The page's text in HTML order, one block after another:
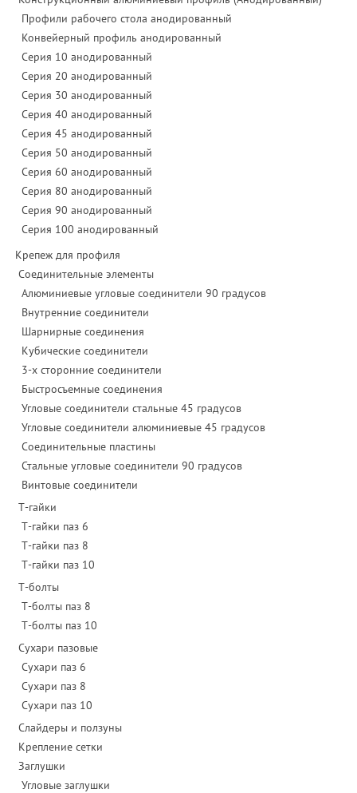
Профили рабочего стола анодированный
Конвейерный профиль анодированный
Серия 10 анодированный
Серия 20 анодированный
Серия 30 анодированный
Серия 40 анодированный
Серия 45 анодированный
Серия 50 анодированный
Серия 60 анодированный
Серия 80 анодированный
Серия 90 анодированный
Серия 100 анодированный
Крепеж для профиля
Соединительные элементы
Алюминиевые угловые соединители 90 градусов
Внутренние соединители
Шарнирные соединения
Кубические соединители
3-х сторонние соединители
Быстросъемные соединения
Угловые соединители стальные 45 градусов
Угловые соединители алюминиевые 45 градусов
Соединительные пластины
Стальные угловые соединители 90 градусов
Винтовые соединители
Т-гайки
Т-гайки паз 6
Т-гайки паз 8
Т-гайки паз 10
Т-болты
Т-болты паз 8
Т-болты паз 10
Сухари пазовые
Сухари паз 6
Сухари паз 8
Сухари паз 10
Слайдеры и ползуны
Крепление сетки
Заглушки
Угловые заглушки